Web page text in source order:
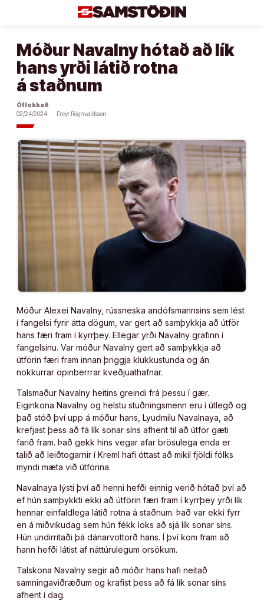
Móður Navalny hótað að lík
hans yrði látið rotna
á staðnum
Óflokkað
02/24/2024
Freyr Rögnvaldsson
Móður Alexei Navalny, rússneska andófsmannsins sem lést
í fangelsi fyrir átta dögum, var gert að samþykkja að útför
hans færi fram í kyrrþey. Ellegar yrði Navalny grafinn í
fangelsinu. Var móður Navalny gert að samþykkja að
útförin færi fram innan þriggja klukkustunda og án
nokkurrar opinberrrar kveðjuathafnar.
Talsmaður Navalny heitins greindi frá þessu í gær.
Eiginkona Navalny og helstu stuðningsmenn eru í útlegð og
það stóð því upp á móður hans, Lyudmilu Navalnaya, að
krefjast þess að fá lík sonar síns afhent til að útför gæti
farið fram. Það gekk hins vegar afar brösulega enda er
talið að leiðtogarnir í Kreml hafi óttast að mikil fjöldi fólks
myndi mæta við útförina.
Navalnaya lýsti því að henni hefði einnig verið hótað því að
ef hún samþykkti ekki að útförin færi fram í kyrrþey yrði lík
hennar einfaldlega látið rotna á staðnum. Það var ekki fyrr
en á miðvikudag sem hún fékk loks að sjá lík sonar síns.
Hún undirritaði þá dánarvottorð hans. Í því kom fram að
hann hefði látist af náttúrulegum orsökum.
Talskona Navalny segir að móðir hans hafi neitað
samningaviðræðum og krafist þess að fá lík sonar síns
afhent í dag.